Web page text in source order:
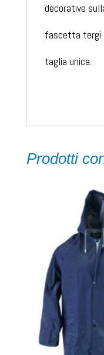
decorative
fascetta tergi
taglia unica.
Prodotti